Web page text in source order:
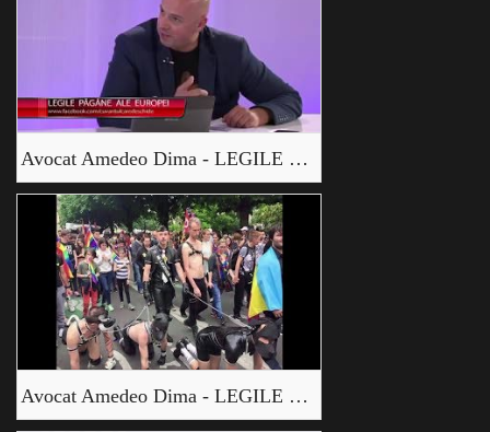
Avocat Amedeo Dima - LEGILE PĂGÂNE ALE EUROPEI _1
Avocat Amedeo Dima - LEGILE PĂGÂNE ALE EUROPEI _2